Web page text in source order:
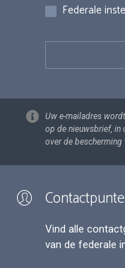
Federale
Uw e-mailadres
op de nieuwsbrief, in
over de bescherming
Vind alle
van de federale